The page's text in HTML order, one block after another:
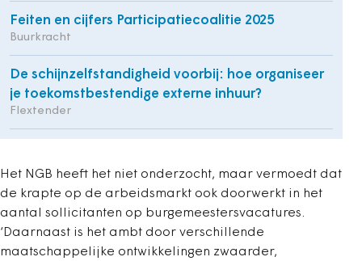
Feiten en cijfers Participatiecoalitie 2025
Buurkracht
De schijnzelfstandigheid voorbij: hoe organiseer
je toekomstbestendige externe inhuur?
Flextender
Het NGB heeft het niet onderzocht, maar vermoedt dat
de krapte op de arbeidsmarkt ook doorwerkt in het
aantal sollicitanten op burgemeesters­vacatures.
‘Daarnaast is het ambt door verschillende
maatschappelijke ontwikkelingen zwaarder,